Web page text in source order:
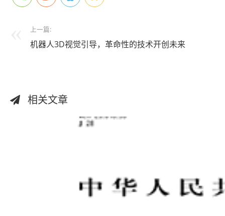
上一篇:
机器人3D视觉引导，革命性的技术开创未来
相关文章